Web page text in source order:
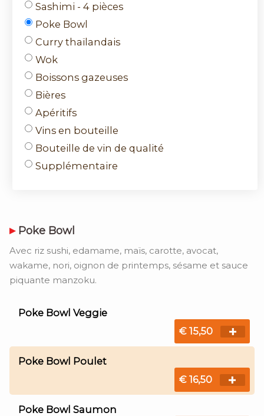
Sashimi - 4 pièces
Poke Bowl
Curry thaïlandais
Wok
Boissons gazeuses
Bières
Apéritifs
Vins en bouteille
Bouteille de vin de qualité
Supplémentaire
Poke Bowl
Avec riz sushi, edamame, maïs, carotte, avocat,
wakame, nori, oignon de printemps, sésame et sauce
piquante manzoku.
Poke Bowl Veggie
€ 15,50
Poke Bowl Poulet
€ 16,50
Poke Bowl Saumon